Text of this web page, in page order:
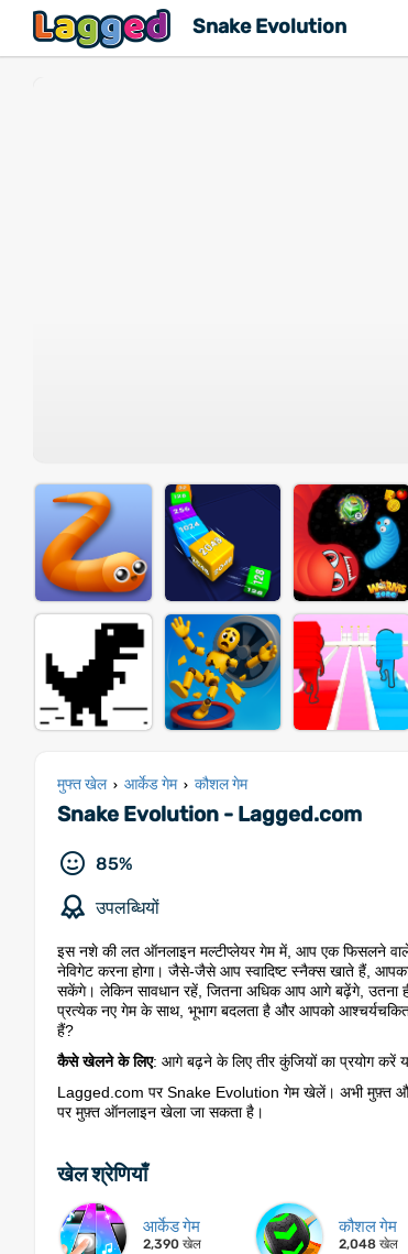
Snake Evolution
मुफ्त खेल › आर्केड गेम › कौशल गेम
Snake Evolution - Lagged.com
85%
उपलब्धियों
इस नशे की लत ऑनलाइन मल्टीप्लेयर गेम में, आप एक फिसलने वाले
नेविगेट करना होगा। जैसे-जैसे आप स्वादिष्ट स्नैक्स खाते हैं, आपका
सकेंगे। लेकिन सावधान रहें, जितना अधिक आप आगे बढ़ेंगे, उतना ही
प्रत्येक नए गेम के साथ, भूभाग बदलता है और आपको
हैं?
कैसे खेलने के लिए: आगे बढ़ने के लिए तीर कुंजियों का प्रयोग करें
Lagged.com पर Snake Evolution गेम खेलें। अभी मुफ़्त
पर मुफ़्त ऑनलाइन खेला जा सकता है।
खेल श्रेणियाँ
आर्केड गेम
2,390 खेल
कौशल गेम
2,048 खेल